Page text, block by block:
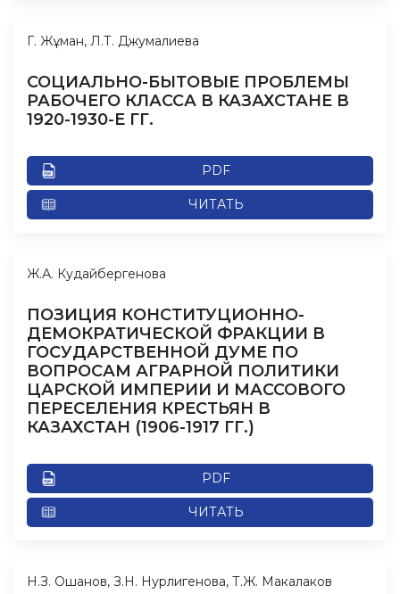
Г. Жұман, Л.Т. Джумалиева
СОЦИАЛЬНО-БЫТОВЫЕ ПРОБЛЕМЫ
РАБОЧЕГО КЛАССА В КАЗАХСТАНЕ В
1920-1930-Е ГГ.
PDF
ЧИТАТЬ
Ж.А. Кудайбергенова
ПОЗИЦИЯ КОНСТИТУЦИОННО-
ДЕМОКРАТИЧЕСКОЙ ФРАКЦИИ В
ГОСУДАРСТВЕННОЙ ДУМЕ ПО
ВОПРОСАМ АГРАРНОЙ ПОЛИТИКИ
ЦАРСКОЙ ИМПЕРИИ И МАССОВОГО
ПЕРЕСЕЛЕНИЯ КРЕСТЬЯН В
КАЗАХСТАН (1906-1917 ГГ.)
PDF
ЧИТАТЬ
Н.З. Ошанов, З.Н. Нурлигенова, Т.Ж. Макалаков